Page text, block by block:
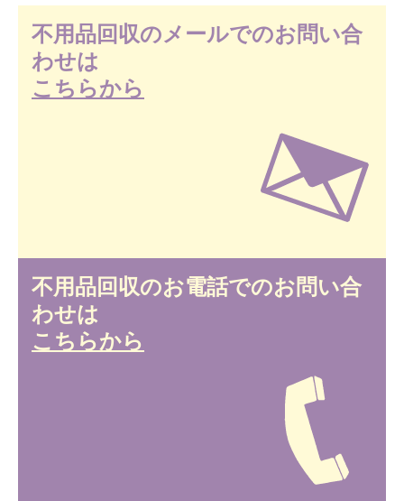
不用品回収のメールでのお問い合
わせは
こちらから
不用品回収のお電話でのお問い合
わせは
こちらから